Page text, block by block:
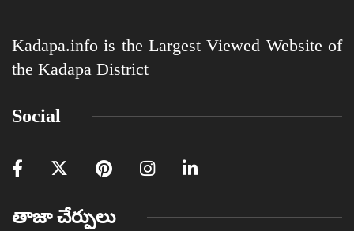
Kadapa.info is the Largest Viewed Website of
the Kadapa District
Social
తాజా చేర్పులు